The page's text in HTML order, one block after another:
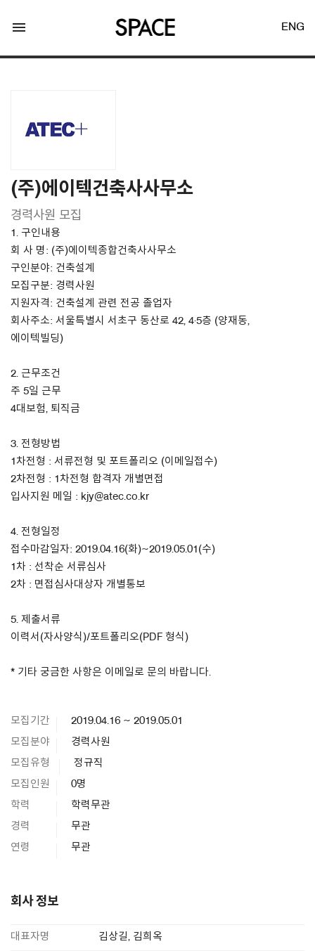
Customer Service
menu ENG
(주)에이텍건축사사무소
경력사원 모집
1. 구인내용
회 사 명: (주)에이텍종합건축사사무소
구인분야: 건축설계
모집구분: 경력사원
지원자격: 건축설계 관련 전공 졸업자
회사주소: 서울특별시 서초구 동산로 42, 4·5층 (양재동,
에이텍빌딩)
2. 근무조건
주 5일 근무
4대보험, 퇴직금
3. 전형방법
1차전형 : 서류전형 및 포트폴리오 (이메일접수)
2차전형 : 1차전형 합격자 개별면접
입사지원 메일 : kjy@atec.co.kr
4. 전형일정
접수마감일자: 2019.04.16(화)~2019.05.01(수)
1차 : 선착순 서류심사
2차 : 면접심사대상자 개별통보
5. 제출서류
이력서(자사양식)/포트폴리오(PDF 형식)
* 기타 궁금한 사항은 이메일로 문의 바랍니다.
모집기간 2019.04.16 ~ 2019.05.01
모집분야 경력사원
모집유형 정규직
모집인원 0명
학력 학력무관
경력 무관
연령 무관
회사 정보
대표자명 김상길, 김희옥